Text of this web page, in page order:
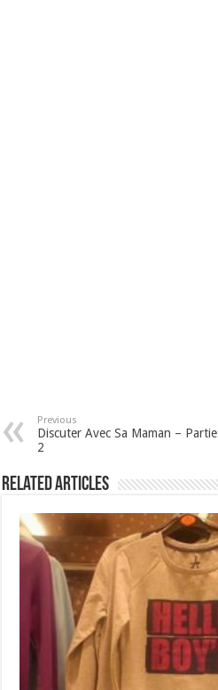
Previous
Discuter Avec Sa Maman – Partie
2
Related Articles